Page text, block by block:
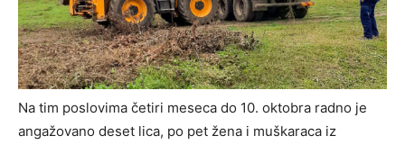
Na tim poslovima četiri meseca do 10. oktobra radno je
angažovano deset lica, po pet žena i muškaraca iz